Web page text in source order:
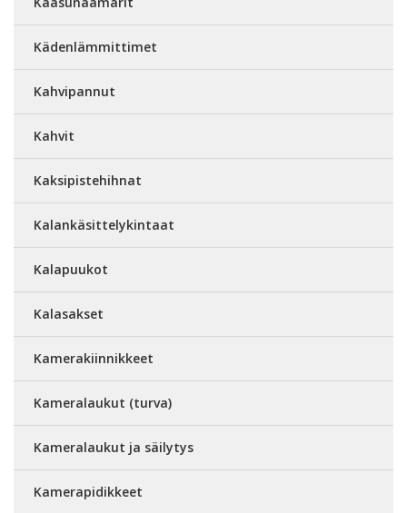
Kädenlämmittimet
Kahvipannut
Kahvit
Kaksipistehihnat
Kalankäsittelykintaat
Kalapuukot
Kalasakset
Kamerakiinnikkeet
Kameralaukut (turva)
Kameralaukut ja säilytys
Kamerapidikkeet